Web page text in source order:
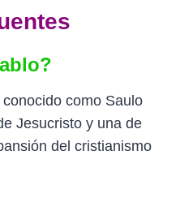
como Saulo
Jesucristo y una de
del cristianismo